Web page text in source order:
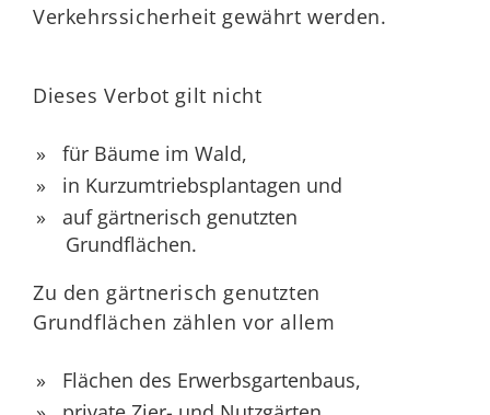
Verkehrssicherheit gewährt werden.
Dieses Verbot gilt nicht
für Bäume im Wald,
in Kurzumtriebsplantagen und
auf gärtnerisch genutzten
Grundflächen.
Zu den gärtnerisch genutzten
Grundflächen zählen vor allem
Flächen des Erwerbsgartenbaus,